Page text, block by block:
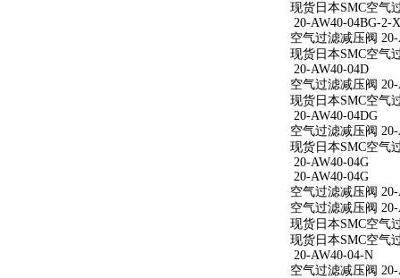
现货日本SMC空气
20-AW40-04BG-2-
空气过滤减压阀
现货日本SMC空气
20-AW40-04D
空气过滤减压阀
现货日本SMC空气
20-AW40-04DG
空气过滤减压阀
现货日本SMC空气
20-AW40-04G
20-AW40-04G
空气过滤减压阀 20-
空气过滤减压阀 20-
现货日本SMC空气
现货日本SMC空气
20-AW40-04-N
空气过滤减压阀